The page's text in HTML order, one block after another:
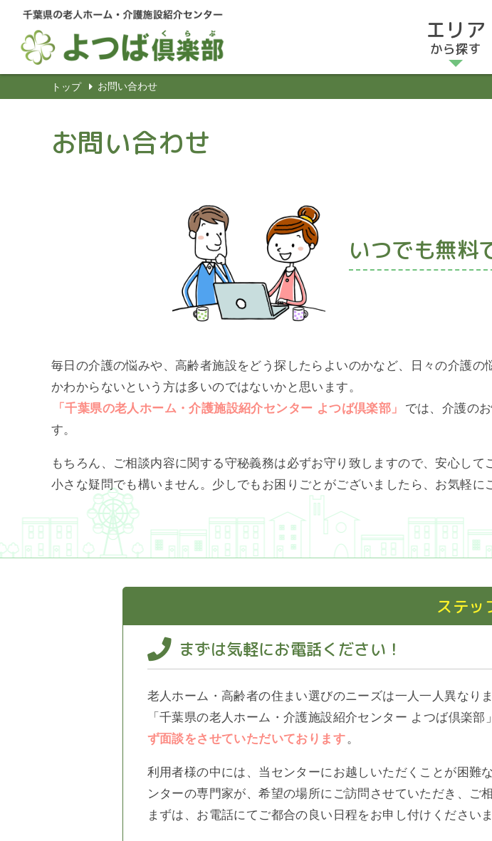
エリア
から探す
トップ お問い合わせ
お問い合わせ
いつでも無料
毎日の介護の悩みや、高齢者施設をどう探したらよいのかなど、日々の介護
かわからないという方は多いのではないかと思います。
「千葉県の老人ホーム・介護施設紹介センター よつば倶楽部」
では、介護の
す。
もちろん、ご相談内容に関する守秘義務は必ずお守り致しますので、安心して
小さな疑問でも構いません。少しでもお困りごとがございましたら、お気軽に
ステッ
まずは気軽にお電話ください！
老人ホーム・高齢者の住まい選びのニーズは一人一人異なりま
「千葉県の老人ホーム・介護施設紹介センター よつば倶楽
ず面談をさせていただいております 。
利用者様の中には、当センターにお越しいただくことが困難
ンターの専門家が、希望の場所にご訪問させていただき、ご
まずは、お電話にてご都合の良い日程をお申し付けくださいま